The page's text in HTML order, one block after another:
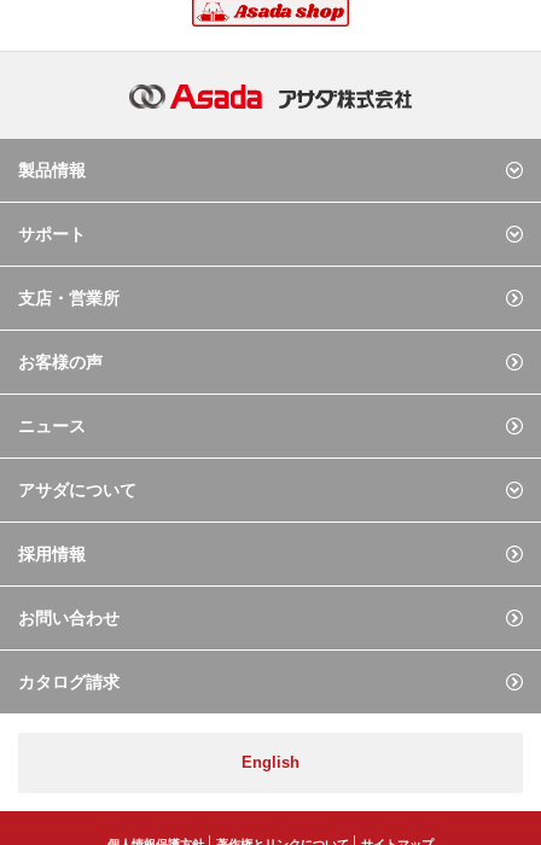
製品情報
サポート
支店・営業所
お客様の声
ニュース
アサダについて
採用情報
お問い合わせ
カタログ請求
English